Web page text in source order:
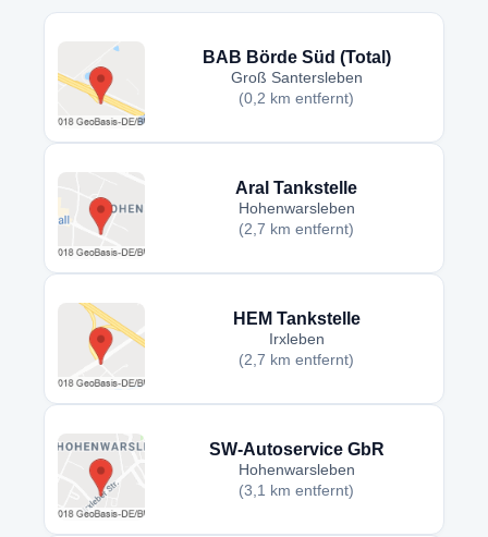
BAB Börde Süd (Total)
Groß Santersleben
(0,2 km entfernt)
Aral Tankstelle
Hohenwarsleben
(2,7 km entfernt)
HEM Tankstelle
Irxleben
(2,7 km entfernt)
SW-Autoservice GbR
Hohenwarsleben
(3,1 km entfernt)